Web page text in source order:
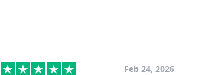
Feb 24, 2026